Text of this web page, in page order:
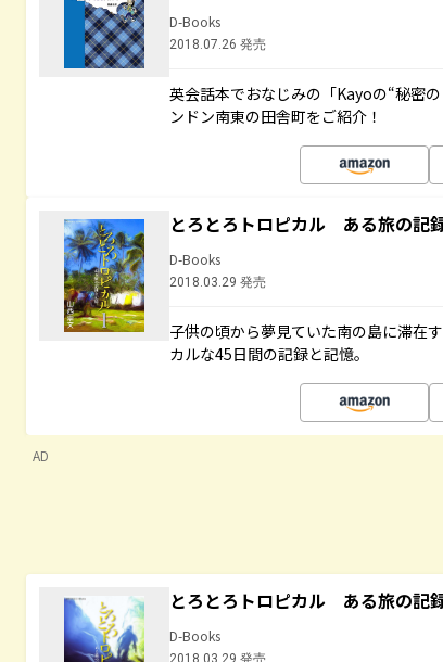
D-Books
2018.07.26 発売
英会話本でおなじみの「Kayoの“秘密
ンドン南東の田舎町をご紹介！
とろとろトロピカル ある旅の記
D-Books
2018.03.29 発売
子供の頃から夢見ていた南の島に滞在
カルな45日間の記録と記憶。
AD
とろとろトロピカル ある旅の記
D-Books
2018.03.29 発売